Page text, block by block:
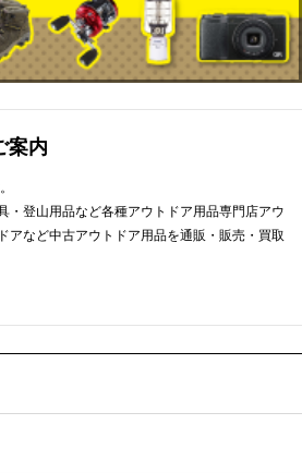
案内
・登山用品など各種アウトドア用品専門店アウ
アなど中古アウトドア用品を通販・販売・買取